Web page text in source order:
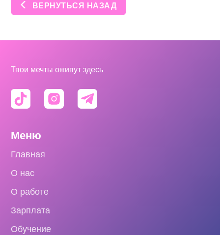
ВЕРНУТЬСЯ НАЗАД
Твои мечты оживут здесь
Меню
Главная
О нас
О работе
Зарплата
Обучение